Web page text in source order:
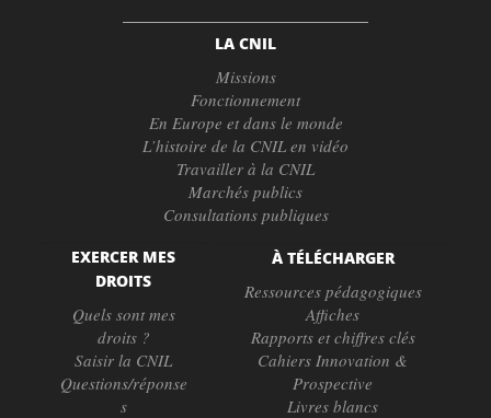
LA CNIL
Missions
Fonctionnement
En Europe et dans le monde
L’histoire de la CNIL en vidéo
Travailler à la CNIL
Marchés publics
Consultations publiques
EXERCER MES
DROITS
Quels sont mes
droits ?
Saisir la CNIL
Questions/réponse
s
À TÉLÉCHARGER
Ressources pédagogiques
Affiches
Rapports et chiffres clés
Cahiers Innovation &
Prospective
Livres blancs